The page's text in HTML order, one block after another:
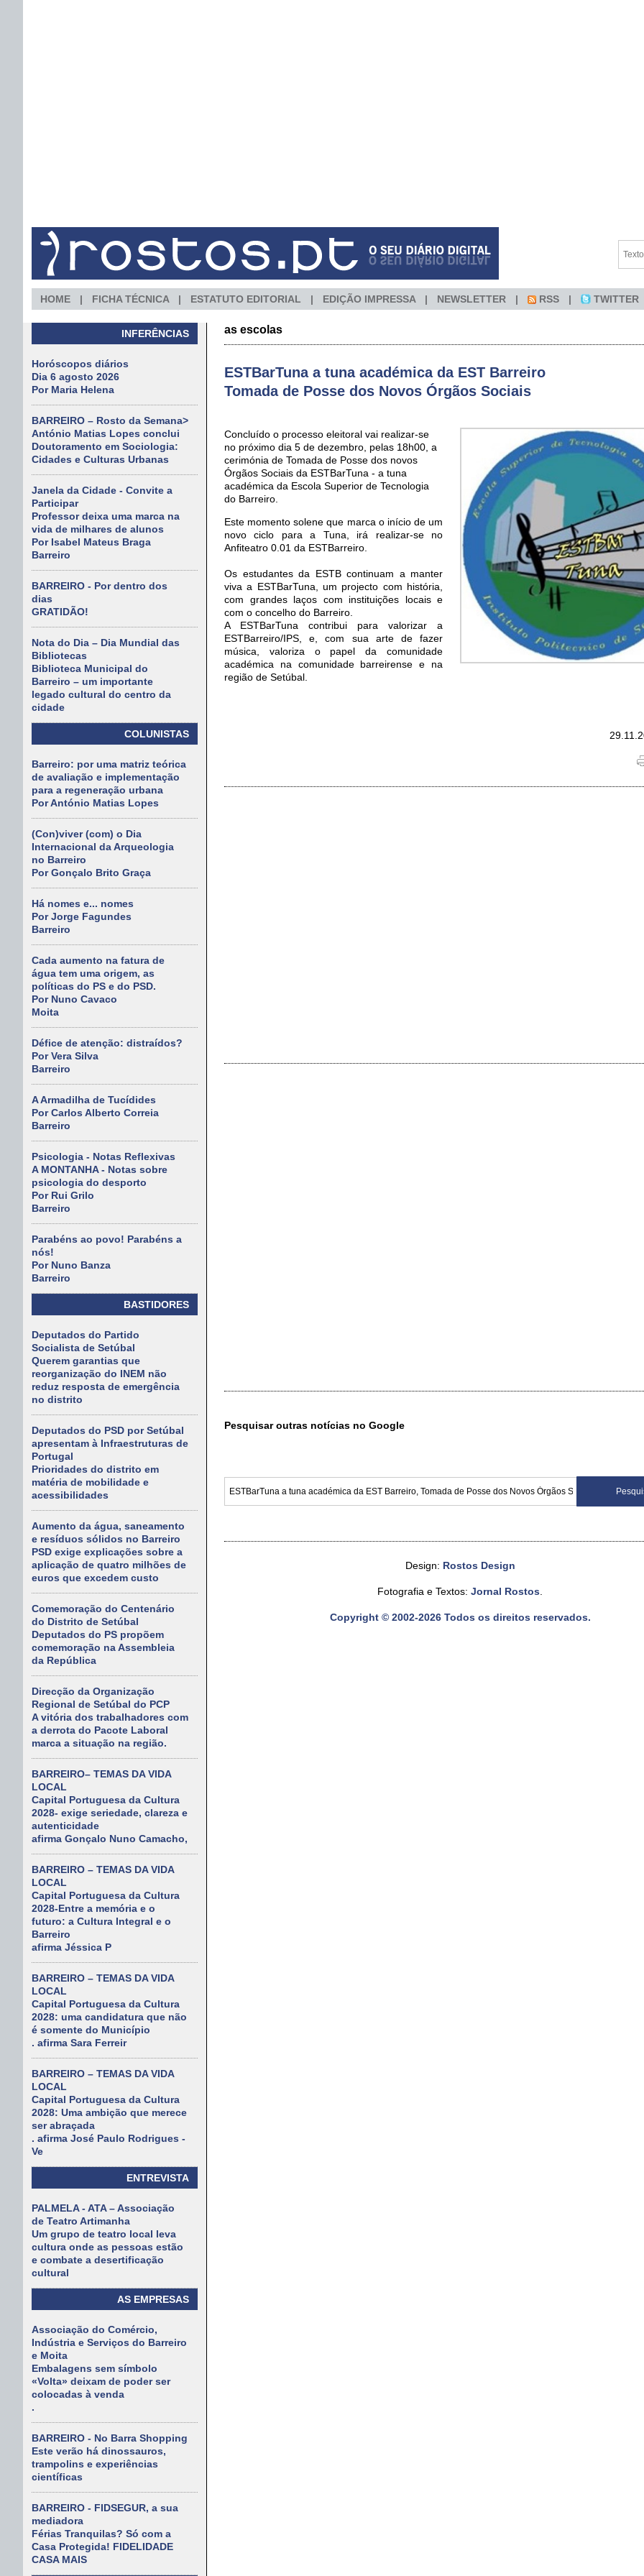
HOME FICHA TÉCNICA ESTATUTO EDITORIAL EDIÇÃO IMPRESSA NEWSLETTER RSS TWITTER
INFERÊNCIAS
Horóscopos diários
Dia 6 agosto 2026
Por Maria Helena
BARREIRO – Rosto da Semana>
António Matias Lopes conclui
Doutoramento em Sociologia:
Cidades e Culturas Urbanas
Janela da Cidade - Convite a
Participar
Professor deixa uma marca na
vida de milhares de alunos
Por Isabel Mateus Braga
Barreiro
BARREIRO - Por dentro dos
dias
GRATIDÃO!
Nota do Dia – Dia Mundial das
Bibliotecas
Biblioteca Municipal do
Barreiro – um importante
legado cultural do centro da
cidade
COLUNISTAS
Barreiro: por uma matriz teórica
de avaliação e implementação
para a regeneração urbana
Por António Matias Lopes
(Con)viver (com) o Dia
Internacional da Arqueologia
no Barreiro
Por Gonçalo Brito Graça
Há nomes e... nomes
Por Jorge Fagundes
Barreiro
Cada aumento na fatura de
água tem uma origem, as
políticas do PS e do PSD.
Por Nuno Cavaco
Moita
Défice de atenção: distraídos?
Por Vera Silva
Barreiro
A Armadilha de Tucídides
Por Carlos Alberto Correia
Barreiro
Psicologia - Notas Reflexivas
A MONTANHA - Notas sobre
psicologia do desporto
Por Rui Grilo
Barreiro
Parabéns ao povo! Parabéns a
nós!
Por Nuno Banza
Barreiro
BASTIDORES
Deputados do Partido
Socialista de Setúbal
Querem garantias que
reorganização do INEM não
reduz resposta de emergência
no distrito
Deputados do PSD por Setúbal
apresentam à Infraestruturas de
Portugal
Prioridades do distrito em
matéria de mobilidade e
acessibilidades
Aumento da água, saneamento
e resíduos sólidos no Barreiro
PSD exige explicações sobre a
aplicação de quatro milhões de
euros que excedem custo
Comemoração do Centenário
do Distrito de Setúbal
Deputados do PS propõem
comemoração na Assembleia
da República
Direcção da Organização
Regional de Setúbal do PCP
A vitória dos trabalhadores com
a derrota do Pacote Laboral
marca a situação na região.
BARREIRO– TEMAS DA VIDA
LOCAL
Capital Portuguesa da Cultura
2028- exige seriedade, clareza e
autenticidade
afirma Gonçalo Nuno Camacho,
BARREIRO – TEMAS DA VIDA
LOCAL
Capital Portuguesa da Cultura
2028-Entre a memória e o
futuro: a Cultura Integral e o
Barreiro
afirma Jéssica P
BARREIRO – TEMAS DA VIDA
LOCAL
Capital Portuguesa da Cultura
2028: uma candidatura que não
é somente do Município
. afirma Sara Ferreir
BARREIRO – TEMAS DA VIDA
LOCAL
Capital Portuguesa da Cultura
2028: Uma ambição que merece
ser abraçada
. afirma José Paulo Rodrigues -
Ve
ENTREVISTA
PALMELA - ATA – Associação
de Teatro Artimanha
Um grupo de teatro local leva
cultura onde as pessoas estão
e combate a desertificação
cultural
AS EMPRESAS
Associação do Comércio,
Indústria e Serviços do Barreiro
e Moita
Embalagens sem símbolo
«Volta» deixam de poder ser
colocadas à venda
.
BARREIRO - No Barra Shopping
Este verão há dinossauros,
trampolins e experiências
científicas
BARREIRO - FIDSEGUR, a sua
mediadora
Férias Tranquilas? Só com a
Casa Protegida! FIDELIDADE
CASA MAIS
as escolas
ESTBarTuna a tuna académica da EST Barreiro
Tomada de Posse dos Novos Órgãos Sociais
Concluído o processo eleitoral vai realizar-se
no próximo dia 5 de dezembro, pelas 18h00, a
cerimónia de Tomada de Posse dos novos
Órgãos Sociais da ESTBarTuna - a tuna
académica da Escola Superior de Tecnologia
do Barreiro.
Este momento solene que marca o início de um
novo ciclo para a Tuna, irá realizar-se no
Anfiteatro 0.01 da ESTBarreiro.
Os estudantes da ESTB continuam a manter
viva a ESTBarTuna, um projecto com história,
com grandes laços com instituições locais e
com o concelho do Barreiro.
A ESTBarTuna contribui para valorizar a
ESTBarreiro/IPS, e, com sua arte de fazer
música, valoriza o papel da comunidade
académica na comunidade barreirense e na
região de Setúbal.
Pesquisar outras notícias no Google
Design: Rostos Design
Fotografia e Textos: Jornal Rostos
Copyright © 2002-2026 Todos os direitos reservados.